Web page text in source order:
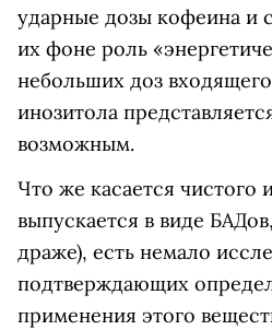
ударные дозы кофеина и
их фоне роль
небольших доз
инозитола
возможным.
Что же касается чистого
выпускается в виде
драже), есть немало
подтверждающих
применения этого